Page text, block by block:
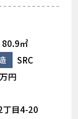
80.9㎡
SRC
円
丁目4-20